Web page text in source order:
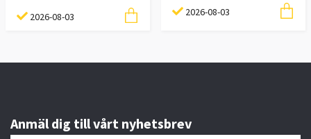
2026-08-03 2026-08-03
Anmäl dig till vårt nyhetsbrev